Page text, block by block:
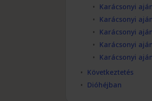
Karácsonyi
Karácsonyi
Karácsonyi
Karácsonyi
Karácsonyi
Következtetés
Dióhéjban